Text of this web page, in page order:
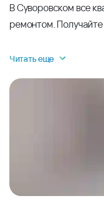
В Суворовском все
ремонтом.
Читать еще